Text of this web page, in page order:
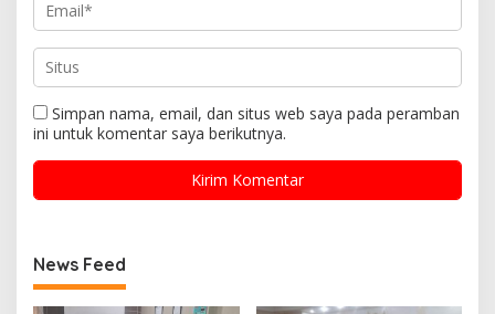
Simpan nama, email, dan situs web saya pada peramban
ini untuk komentar saya berikutnya.
News Feed